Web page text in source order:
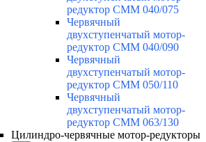
редуктор CMM 040/075
Червячный
двухступенчатый мотор-
редуктор CMM 040/090
Червячный
двухступенчатый мотор-
редуктор CMM 050/110
Червячный
двухступенчатый мотор-
редуктор CMM 063/130
Цилиндро-червячные мотор-редукторы